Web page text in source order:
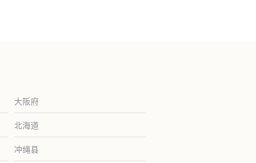
大阪府
北海道
冲绳县